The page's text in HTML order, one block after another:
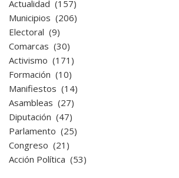
Actualidad (157)
Municipios (206)
Electoral (9)
Comarcas (30)
Activismo (171)
Formación (10)
Manifiestos (14)
Asambleas (27)
Diputación (47)
Parlamento (25)
Congreso (21)
Acción Política (53)